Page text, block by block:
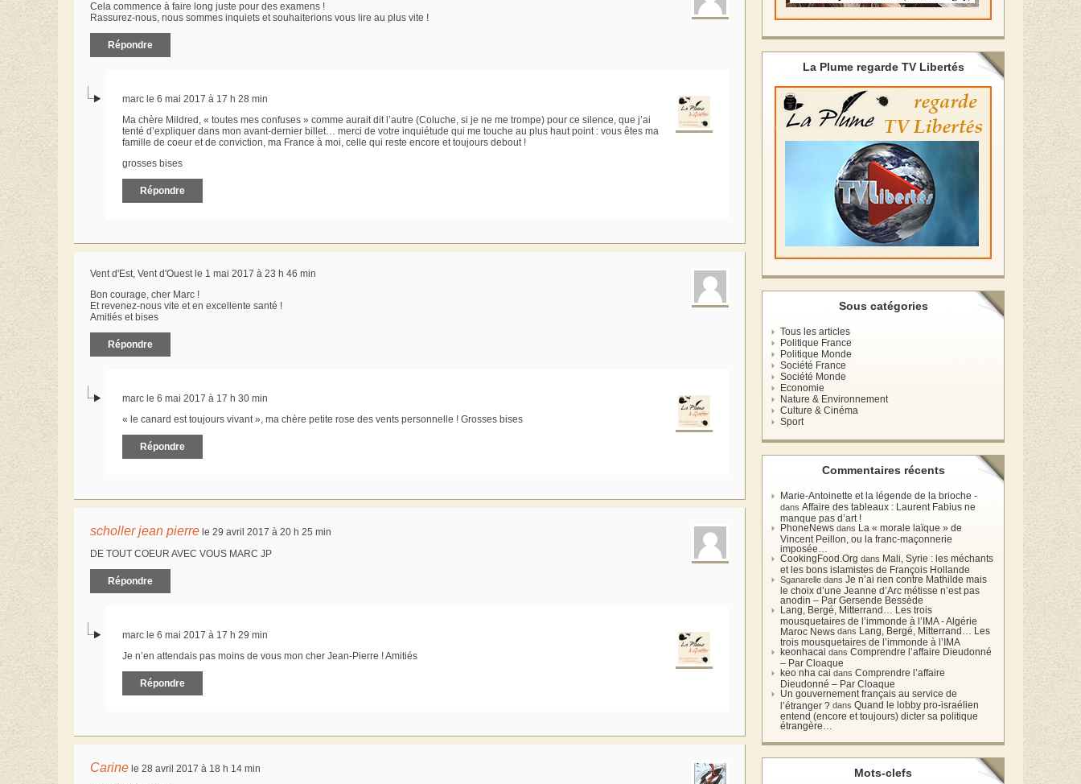
Cela commence à faire long juste pour des examens !
Rassurez-nous, nous sommes inquiets et souhaiterions vous lire au plus vite !
Répondre
marc le 6 mai 2017 à 17 h 28 min
Ma chère Mildred, « toutes mes confuses » comme aurait dit l’autre (Coluche, si je ne me trompe) pour ce silence, que j’ai
tenté d’expliquer dans mon avant-dernier billet… merci de votre inquiétude qui me touche au plus haut point : vous êtes ma
famille de coeur et de conviction, ma France à moi, celle qui reste encore et toujours debout !
grosses bises
Répondre
Vent d'Est, Vent d'Ouest le 1 mai 2017 à 23 h 46 min
Bon courage, cher Marc !
Et revenez-nous vite et en excellente santé !
Amitiés et bises
Répondre
marc le 6 mai 2017 à 17 h 30 min
« le canard est toujours vivant », ma chère petite rose des vents personnelle ! Grosses bises
Répondre
scholler jean pierre le 29 avril 2017 à 20 h 25 min
DE TOUT COEUR AVEC VOUS MARC JP
Répondre
marc le 6 mai 2017 à 17 h 29 min
Je n’en attendais pas moins de vous mon cher Jean-Pierre ! Amitiés
Répondre
Carine le 28 avril 2017 à 18 h 14 min
La Plume regarde TV Libertés
Sous catégories
Tous les articles
Politique France
Politique Monde
Société France
Société Monde
Economie
Nature & Environnement
Culture & Cinéma
Sport
Commentaires récents
Marie-Antoinette et la légende de la brioche -
dans Affaire des tableaux : Laurent Fabius ne
manque pas d’art !
PhoneNews dans La « morale laïque » de
Vincent Peillon, ou la franc-maçonnerie
imposée…
CookingFood.Org dans Mali, Syrie : les méchants
et les bons islamistes de François Hollande
Sganarelle dans Je n’ai rien contre Mathilde mais
le choix d’une Jeanne d’Arc métisse n’est pas
anodin – Par Gersende Bessède
Lang, Bergé, Mitterrand… Les trois
mousquetaires de l’immonde à l’IMA - Algérie
Maroc News dans Lang, Bergé, Mitterrand… Les
trois mousquetaires de l’immonde à l’IMA
keonhacai dans Comprendre l’affaire Dieudonné
– Par Cloaque
keo nha cai dans Comprendre l’affaire
Dieudonné – Par Cloaque
Un gouvernement français au service de
l’étranger ? dans Quand le lobby pro-israélien
entend (encore et toujours) dicter sa politique
étrangère…
Mots-clefs